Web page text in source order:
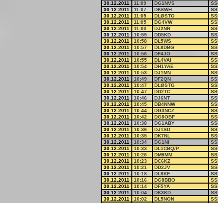
30.12.2011
11:09 DG1NVS
30.12.2011
11:07 DK6WH
30.12.2011
11:05 DLØSTO
30.12.2011
11:05 DG4VW
30.12.2011
11:00 DJ2NR
30.12.2011
10:59 DD5KD
30.12.2011
10:58 DL5WS
30.12.2011
10:57 DL8DBG
30.12.2011
10:56 DF4JO
30.12.2011
10:55 DL4VAI
30.12.2011
10:54 DH1YAE
30.12.2011
10:53 DJ1MN
30.12.2011
10:49 DF2QN
30.12.2011
10:47 DLØSTG
30.12.2011
10:47 DD2TC
30.12.2011
10:46 DJ6NT
30.12.2011
10:45 DB4NNW
30.12.2011
10:44 DG3NCZ
30.12.2011
10:42 DG8OBF
30.12.2011
10:38 DG1ABY
30.12.2011
10:36 DJ1SD
30.12.2011
10:35 DK7NL
30.12.2011
10:34 DG1NI
30.12.2011
10:33 DL1CBQ/P
30.12.2011
10:26 DM9MM
30.12.2011
10:23 DC6KZ
30.12.2011
10:21 DD2JV
30.12.2011
10:18 DL8KF
30.12.2011
10:16 DG8BBO
30.12.2011
10:14 DF5YA
30.12.2011
10:04 DK3KD
30.12.2011
10:02 DL5NON